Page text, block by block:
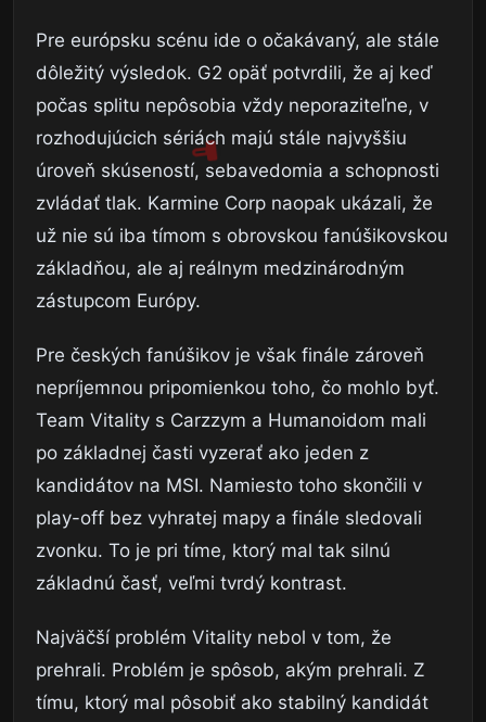
Pre európsku scénu ide o očakávaný, ale stále
dôležitý výsledok. G2 opäť potvrdili, že aj keď
počas splitu nepôsobia vždy neporaziteľne, v
rozhodujúcich sériách majú stále najvyššiu
úroveň skúseností, sebavedomia a schopnosti
zvládať tlak. Karmine Corp naopak ukázali, že
už nie sú iba tímom s obrovskou fanúšikovskou
základňou, ale aj reálnym medzinárodným
zástupcom Európy.
Pre českých fanúšikov je však finále zároveň
nepríjemnou pripomienkou toho, čo mohlo byť.
Team Vitality s Carzzym a Humanoidom mali
po základnej časti vyzerať ako jeden z
kandidátov na MSI. Namiesto toho skončili v
play-off bez vyhratej mapy a finále sledovali
zvonku. To je pri tíme, ktorý mal tak silnú
základnú časť, veľmi tvrdý kontrast.
Najväčší problém Vitality nebol v tom, že
prehrali. Problém je spôsob, akým prehrali. Z
tímu, ktorý mal pôsobiť ako stabilný kandidát